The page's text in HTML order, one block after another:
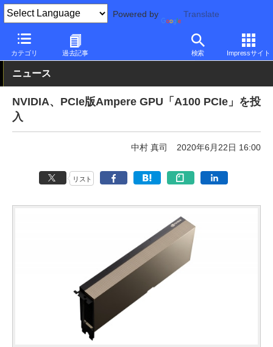
Powered by Translate
カテゴリ 過去記事 検索 Impressサイト
PC Watch 半導体/周辺機器
ニュース
NVIDIA、PCIe版Ampere GPU「A100 PCIe」を投
入
中村 真司 2020年6月22日 16:00
リスト